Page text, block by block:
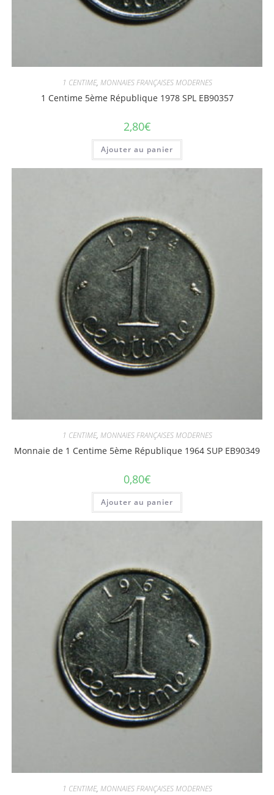
1 CENTIME, MONNAIES FRANÇAISES MODERNES
1 Centime 5ème République 1978 SPL EB90357
2,80€
Ajouter au panier
1 CENTIME, MONNAIES FRANÇAISES MODERNES
Monnaie de 1 Centime 5ème République 1964 SUP EB90349
0,80€
Ajouter au panier
1 CENTIME, MONNAIES FRANÇAISES MODERNES